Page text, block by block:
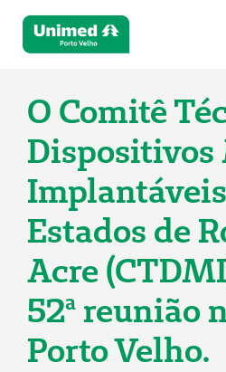
O Comitê
Dispositivos
Estados de
Acre
52ª reunião
Porto Velho.